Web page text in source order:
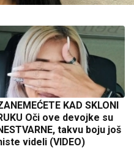
KAD SKLONI
Oči ove devojke su
takvu boju još
videli (VIDEO)